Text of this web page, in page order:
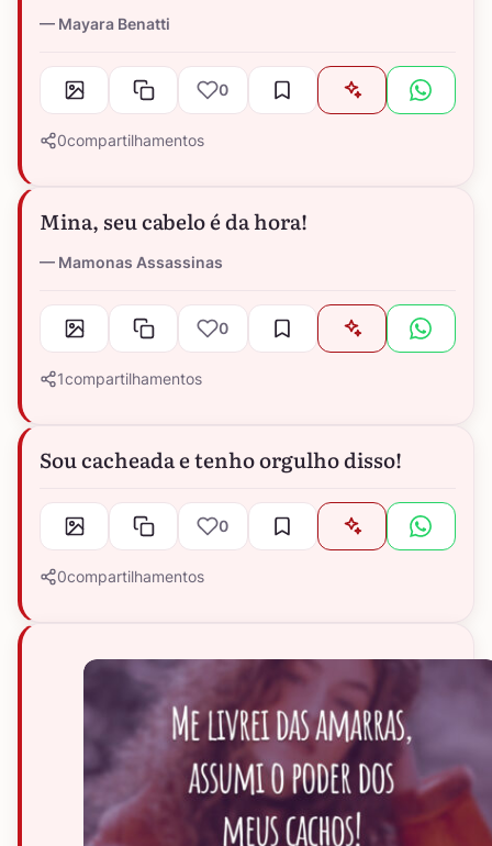
Mayara Benatti
0
0compartilhamentos
Mina, seu cabelo é da hora!
Mamonas Assassinas
0
1compartilhamentos
Sou cacheada e tenho orgulho disso!
0
0compartilhamentos